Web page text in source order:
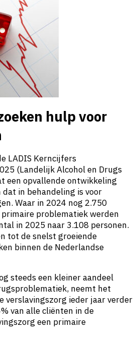
hulp voor
LADIS Kerncijfers
(Landelijk Alcohol en Drugs
een opvallende ontwikkeling
in behandeling is voor
Waar in 2024 nog 2.750
problematiek werden
in 2025 naar 3.108 personen.
tot de snelst groeiende
binnen de Nederlandse
steeds een kleiner aandeel
neemt het
verslavingszorg ieder jaar verder
van alle cliënten in de
een primaire